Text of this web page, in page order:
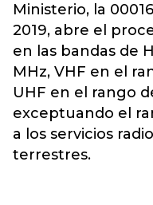
Ministerio, la
2019, abre el
en las bandas de
MHz, VHF en el
UHF en el rango
exceptuando el
a los servicios
terrestres.